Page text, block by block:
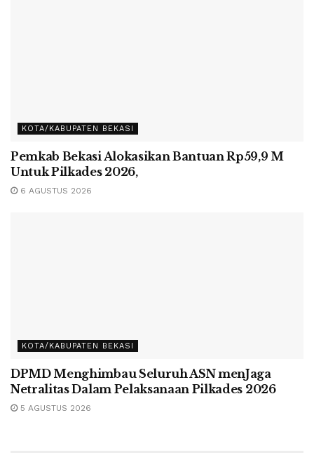
KOTA/KABUPATEN BEKASI
Pemkab Bekasi Alokasikan Bantuan Rp59,9 M
Untuk Pilkades 2026,
6 AGUSTUS 2026
KOTA/KABUPATEN BEKASI
DPMD Menghimbau Seluruh ASN menJaga
Netralitas Dalam Pelaksanaan Pilkades 2026
5 AGUSTUS 2026